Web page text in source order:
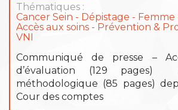
Thématiques :
Cancer Sein
Dépistage Femme
Accès aux soins
Prévention &
VNI
Communiqué de presse –
d’évaluation (129
méthodologique (85 pages)
Cour des comptes